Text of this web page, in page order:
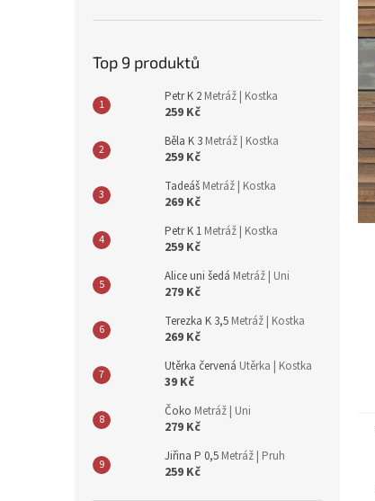
Top 9 produktů
Petr K 2 Metráž | Kostka
259 Kč
Běla K 3 Metráž | Kostka
259 Kč
Tadeáš Metráž | Kostka
269 Kč
Petr K 1 Metráž | Kostka
259 Kč
Alice uni šedá Metráž | Uni
279 Kč
Terezka K 3,5 Metráž | Kostka
269 Kč
Utěrka červená Utěrka | Kostka
39 Kč
Čoko Metráž | Uni
279 Kč
Jiřina P 0,5 Metráž | Pruh
259 Kč